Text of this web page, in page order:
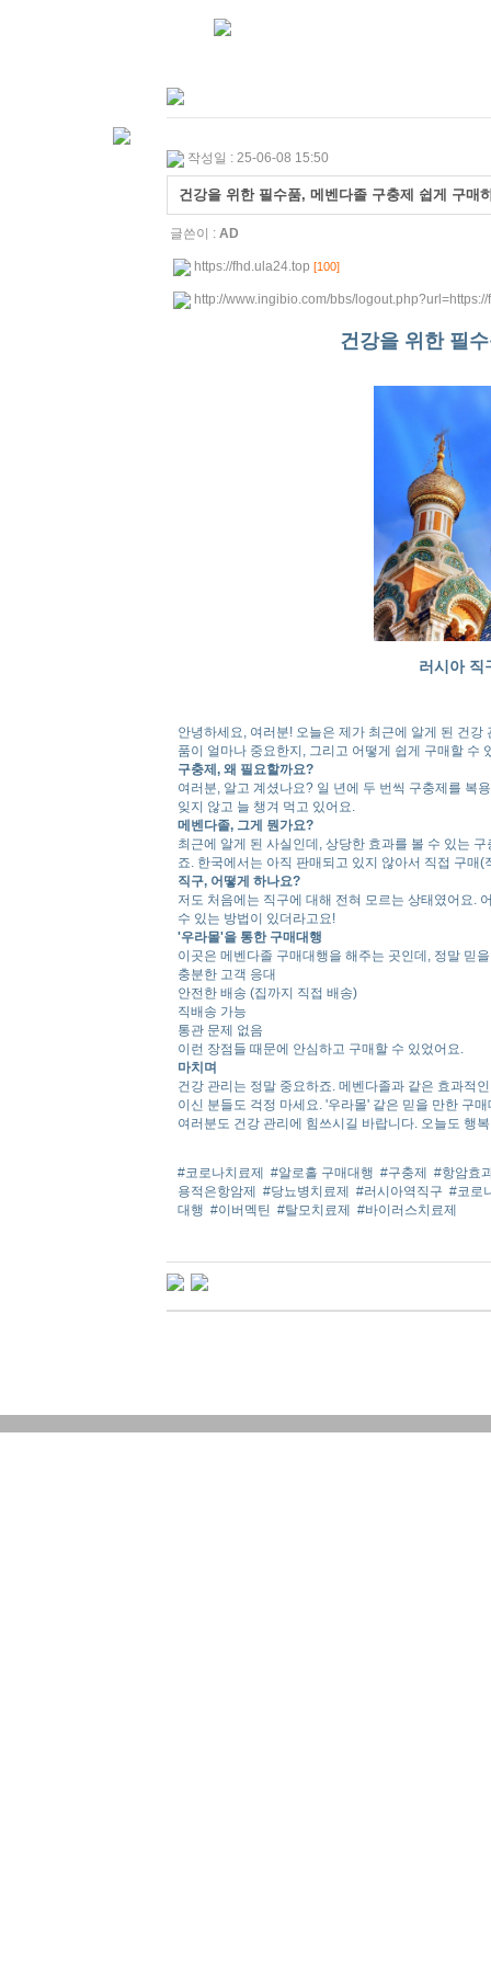
작성일 : 25-06-08 15:50
건강을 위한 필수품, 메벤다졸 구충제 쉽게 구매
글쓴이 : AD
https://fhd.ula24.top [100]
http://www.ingibio.com/bbs/
건강을 위한 필
러시아 직
안녕하세요, 여러분! 오늘은 제가 최근에 알게 된 건
품이 얼마나 중요한지, 그리고 어떻게 쉽게 구매할 수
구충제, 왜 필요할까요?
여러분, 알고 계셨나요? 일 년에 두 번씩 구충제를 복
잊지 않고 늘 챙겨 먹고 있어요.
메벤다졸, 그게 뭔가요?
최근에 알게 된 사실인데, 상당한 효과를 볼 수 있는
죠. 한국에서는 아직 판매되고 있지 않아서 직접 구매
직구, 어떻게 하나요?
저도 처음에는 직구에 대해 전혀 모르는 상태였어요.
수 있는 방법이 있더라고요!
'우라몰'을 통한 구매대행
이곳은 메벤다졸 구매대행을 해주는 곳인데, 정말 믿
충분한 고객 응대
안전한 배송 (집까지 직접 배송)
직배송 가능
통관 문제 없음
이런 장점들 때문에 안심하고 구매할 수 있었어요.
마치며
건강 관리는 정말 중요하죠. 메벤다졸과 같은 효과적
이신 분들도 걱정 마세요. '우라몰' 같은 믿을 만한 구
여러분도 건강 관리에 힘쓰시길 바랍니다. 오늘도 행
#코로나치료제 #알로홀 구매대행 #구충제
#항암효
용적은항암제
#당뇨병치료제 #러시아역직구 #코로
대행 #이버멕틴 #탈모치료제 #바이러스치료제